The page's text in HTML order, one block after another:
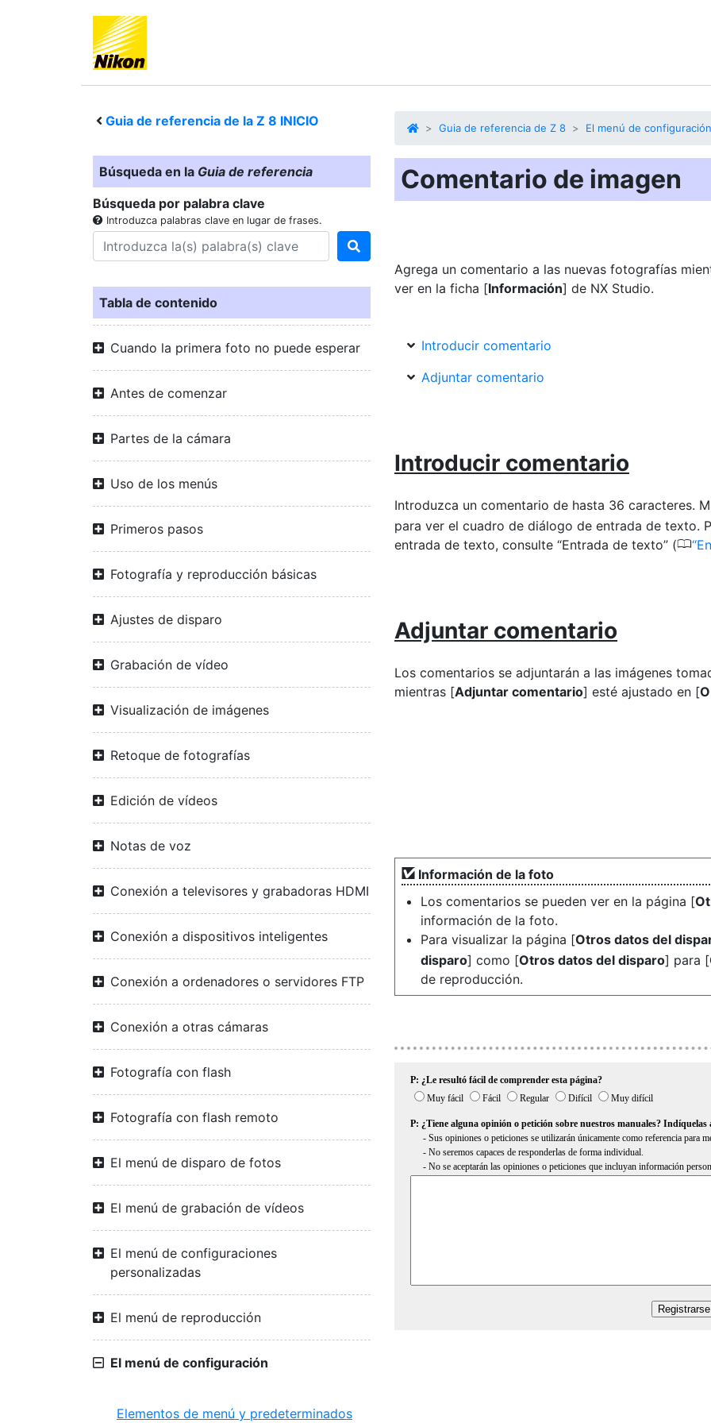
Guia de referencia de la Z 8 INICIO
Búsqueda en la Guia de referencia
Búsqueda por palabra clave
Introduzca palabras clave en lugar de frases.
Tabla de contenido
Cuando la primera foto no puede esperar
Antes de comenzar
Partes de la cámara
Uso de los menús
Primeros pasos
Fotografía y reproducción básicas
Ajustes de disparo
Grabación de vídeo
Visualización de imágenes
Retoque de fotografías
Edición de vídeos
Notas de voz
Conexión a televisores y grabadoras HDMI
Conexión a dispositivos inteligentes
Conexión a ordenadores o servidores FTP
Conexión a otras cámaras
Fotografía con flash
Fotografía con flash remoto
El menú de disparo de fotos
El menú de grabación de vídeos
El menú de configuraciones
personalizadas
El menú de reproducción
El menú de configuración
Elementos de menú y predeterminados
Guia de referencia de Z 8 El menú de configuración
Comentario de imagen
Agrega un comentario a las nuevas fotografías
ver en la ficha [Información] de NX Studio.
Introducir comentario
Adjuntar comentario
Introducir comentario
Introduzca un comentario de hasta 36 caracteres.
para ver el cuadro de diálogo de entrada de texto.
entrada de texto, consulte “Entrada de texto” (0
Adjuntar comentario
Los comentarios se adjuntarán a las imágenes
mientras [Adjuntar comentario] esté ajustado en [
Información de la foto
Los comentarios se pueden ver en la página [
información de la foto.
Para visualizar la página [Otros datos del
disparo] como [Otros datos del disparo] para [
de reproducción.